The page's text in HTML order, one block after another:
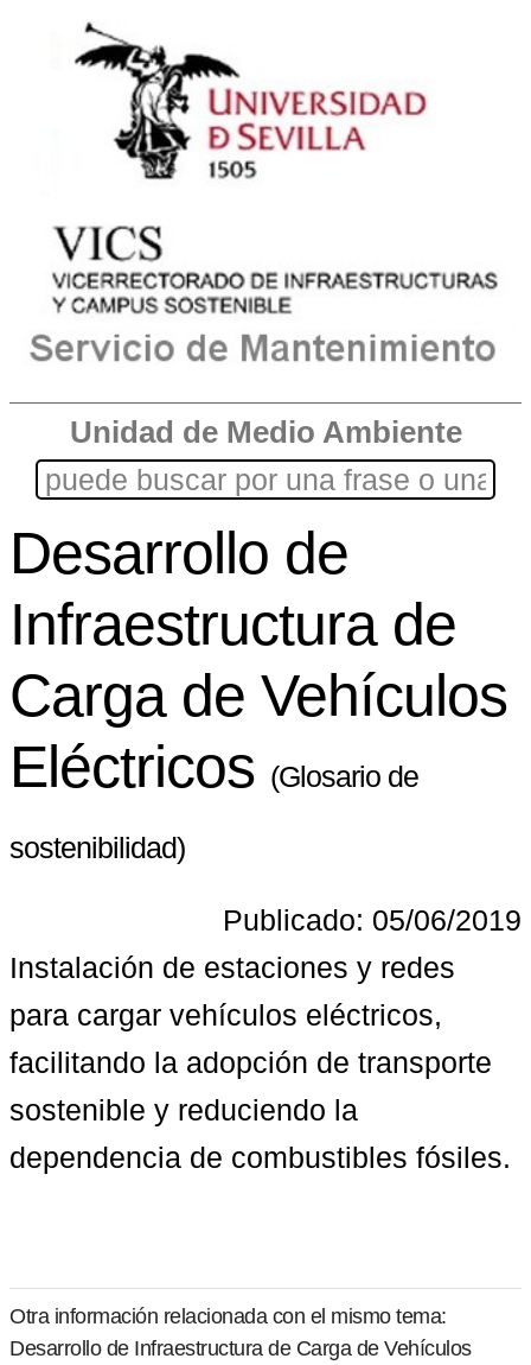
Unidad de Medio Ambiente
Desarrollo de
Infraestructura de
Carga de Vehículos
Eléctricos (Glosario de
sostenibilidad)
Publicado: 05/06/2019
Instalación de estaciones y redes
para cargar vehículos eléctricos,
facilitando la adopción de transporte
sostenible y reduciendo la
dependencia de combustibles fósiles.
Otra información relacionada con el mismo tema:
Desarrollo de Infraestructura de Carga de Vehículos